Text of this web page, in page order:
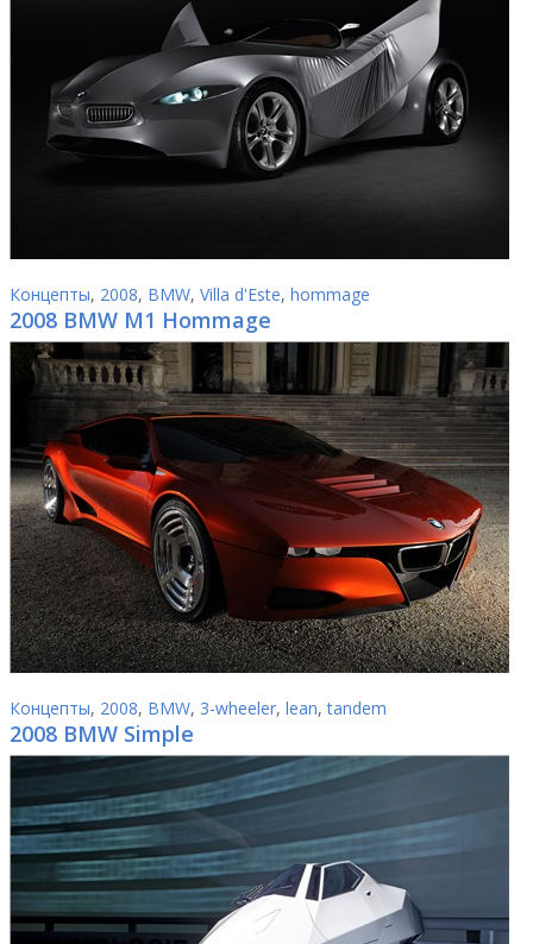
Концепты, 2008, BMW, Villa d'Este, hommage
2008 BMW M1 Hommage
Концепты, 2008, BMW, 3-wheeler, lean,tandem
2008 BMW Simple